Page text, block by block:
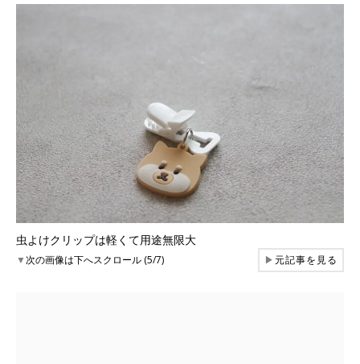
虫よけクリップは軽くて用途無限大
▼次の画像は下へスクロール (5/7) ▶元記事を見る